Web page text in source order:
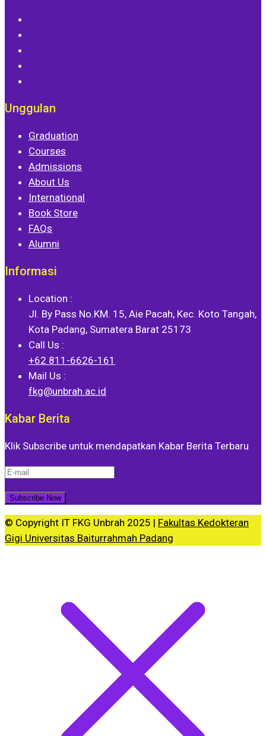
Unggulan
Graduation
Courses
Admissions
About Us
International
Book Store
FAQs
Alumni
Informasi
Location :
Jl. By Pass No.KM. 15, Aie Pacah, Kec. Koto Tangah,
Kota Padang, Sumatera Barat 25173
Call Us :
+62 811-6626-161
Mail Us :
fkg@unbrah.ac.id
Kabar Berita
Klik Subscribe untuk mendapatkan Kabar Berita Terbaru
© Copyright IT FKG Unbrah 2025 | Fakultas Kedokteran
Gigi Universitas Baiturrahmah Padang